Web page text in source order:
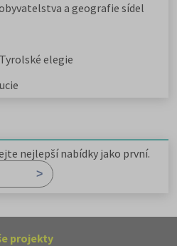
a geografie sídel
elegie
nejlepší nabídky jako první.
projekty